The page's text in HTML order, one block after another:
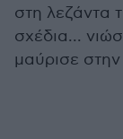
στη λεζάντα
σχέδια...
μαύρισε